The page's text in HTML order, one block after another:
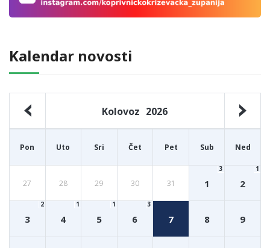
Kalendar novosti
Kolovoz 2026
Pon Uto Sri Čet Pet Sub Ned
27 28 29 30 31 1
3
2
1
3
2
4
1
5
1
6
3
7 8 9